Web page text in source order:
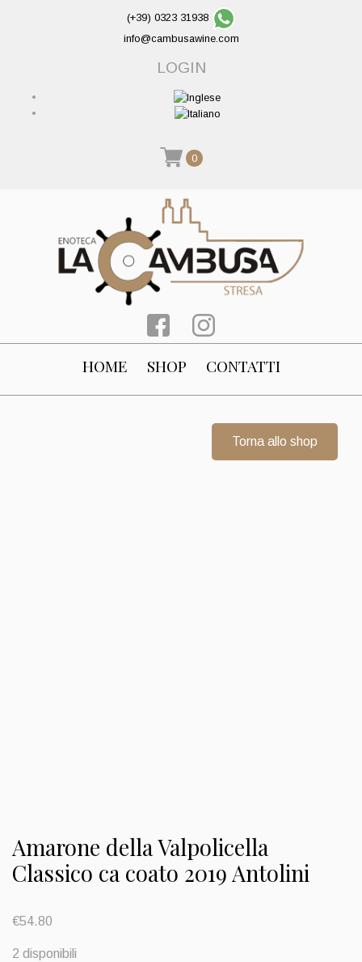
(+39) 0323 31938
info@cambusawine.com
LOGIN
0
HOME SHOP CONTATTI
Torna allo shop
Amarone della Valpolicella
Classico ca coato 2019 Antolini
€54.80
2 disponibili